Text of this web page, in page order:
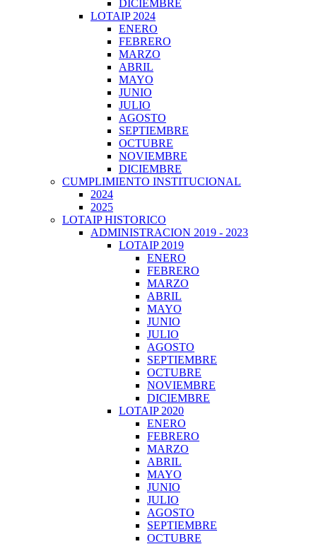
DICIEMBRE
LOTAIP 2024
ENERO
FEBRERO
MARZO
ABRIL
MAYO
JUNIO
JULIO
AGOSTO
SEPTIEMBRE
OCTUBRE
NOVIEMBRE
DICIEMBRE
CUMPLIMIENTO INSTITUCIONAL
2024
2025
LOTAIP HISTORICO
ADMINISTRACION 2019 - 2023
LOTAIP 2019
ENERO
FEBRERO
MARZO
ABRIL
MAYO
JUNIO
JULIO
AGOSTO
SEPTIEMBRE
OCTUBRE
NOVIEMBRE
DICIEMBRE
LOTAIP 2020
ENERO
FEBRERO
MARZO
ABRIL
MAYO
JUNIO
JULIO
AGOSTO
SEPTIEMBRE
OCTUBRE